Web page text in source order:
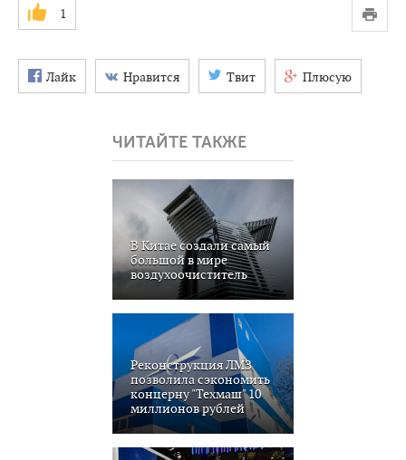
1
Лайк Нравится Твит Плюсую
ЧИТАЙТЕ ТАКЖЕ
В Китае создали самый
большой в мире
воздухоочиститель
Реконструкция ЛМЗ
позволила сэкономить
концерну "Техмаш" 10
миллионов рублей